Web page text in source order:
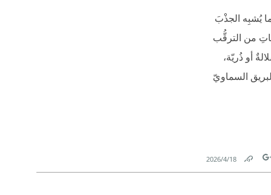
يُشبِه الجذْبَ
من الترقُّب
أو ذُريّة،
السماويّ
Link
18‏/4‏/2026